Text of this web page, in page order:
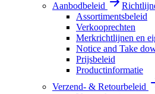
Aanbodbeleid
Assortimentsbeleid
Verkooprechten
Merkrichtlijnen en
Notice and Take
Prijsbeleid
Productinformatie
Verzend- & Retourbeleid